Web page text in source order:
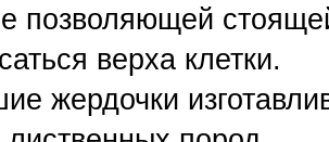
не
верха клетки.
жердочки